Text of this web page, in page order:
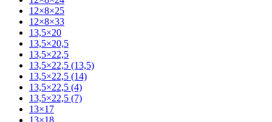
12×8×25
12×8×33
13,5×20
13,5×20,5
13,5×22,5
13,5×22,5 (13,5)
13,5×22,5 (14)
13,5×22,5 (4)
13,5×22,5 (7)
13×17
13×18